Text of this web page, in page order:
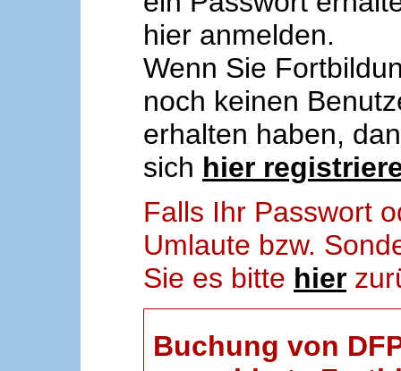
hier anmelden.
Wenn Sie
noch keinen
erhalten haben,
sich hier
Falls Ihr Passwort
Umlaute bzw.
Sie es bitte hier
Buchung von